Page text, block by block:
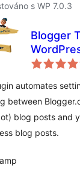
s WP 7.0.3
Blogger
automates
between
blog posts and
blog posts.